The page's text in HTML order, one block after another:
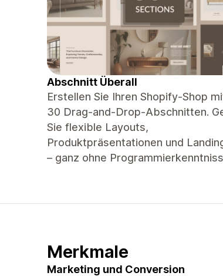
Abschnitt Überall
Erstellen Sie Ihren Shopify-Shop
30 Drag-and-Drop-Abschnitten.
Sie flexible Layouts,
Produktpräsentationen und
– ganz ohne
Merkmale
Marketing und Conversion